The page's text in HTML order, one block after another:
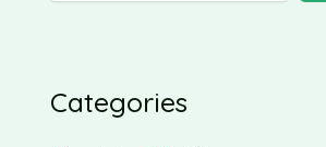
Categories